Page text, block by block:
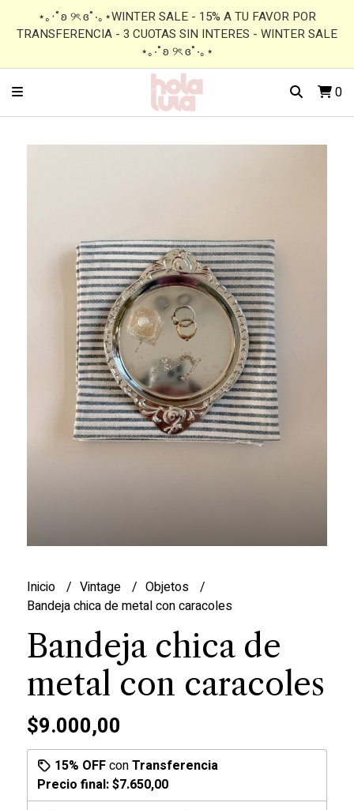
⋆｡‧˚ʚ ୨ৎ ɞ˚‧｡⋆WINTER SALE - 15% A TU FAVOR POR
TRANSFERENCIA - 3 CUOTAS SIN INTERES - WINTER SALE
⋆｡‧˚ʚ ୨ৎ ɞ˚‧｡⋆
0
Inicio Vintage
Objetos
Bandeja chica de metal con caracoles
Bandeja chica de
metal con caracoles
$9.000,00
15% OFFconTransferencia
Precio final:$7.650,00